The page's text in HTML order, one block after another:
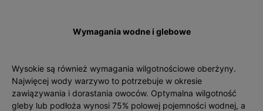
Wymagania wodne i glebowe
Wysokie są również wymagania wilgotnościowe oberżyny.
Najwięcej wody warzywo to potrzebuje w okresie
zawiązywania i dorastania owoców. Optymalna wilgotność
gleby lub podłoża wynosi 75% polowej pojemnoś­ci wodnej, a